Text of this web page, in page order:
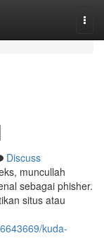
Discuss
muncullah
sebagai phisher.
situs atau
kuda-